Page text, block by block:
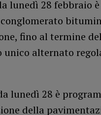
lunedì 28 febbraio
fino al termine
unico alternato
lunedì 28 è
della